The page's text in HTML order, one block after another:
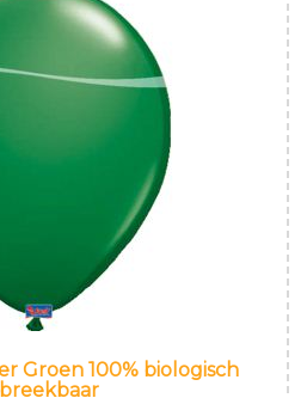
Groen 100% biologisch